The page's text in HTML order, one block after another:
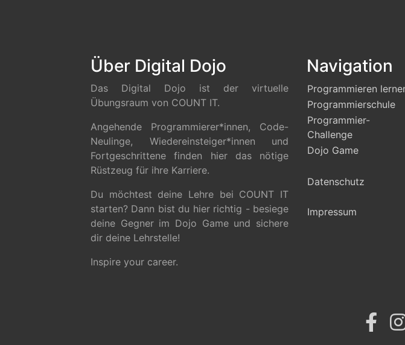
Über Digital Dojo
Das Digital Dojo ist der virtuelle
Übungsraum von COUNT IT.
Angehende Programmierer*innen, Code-
Neulinge, Wiedereinsteiger*innen und
Fortgeschrittene finden hier das nötige
Rüstzeug für ihre Karriere.
Du möchtest deine Lehre bei COUNT IT
starten? Dann bist du hier richtig - besiege
deine Gegner im Dojo Game und sichere
dir deine Lehrstelle!
Inspire your career.
Navigation
Programmieren
Programmierschule
Programmier-
Challenge
Dojo Game
Datenschutz
Impressum